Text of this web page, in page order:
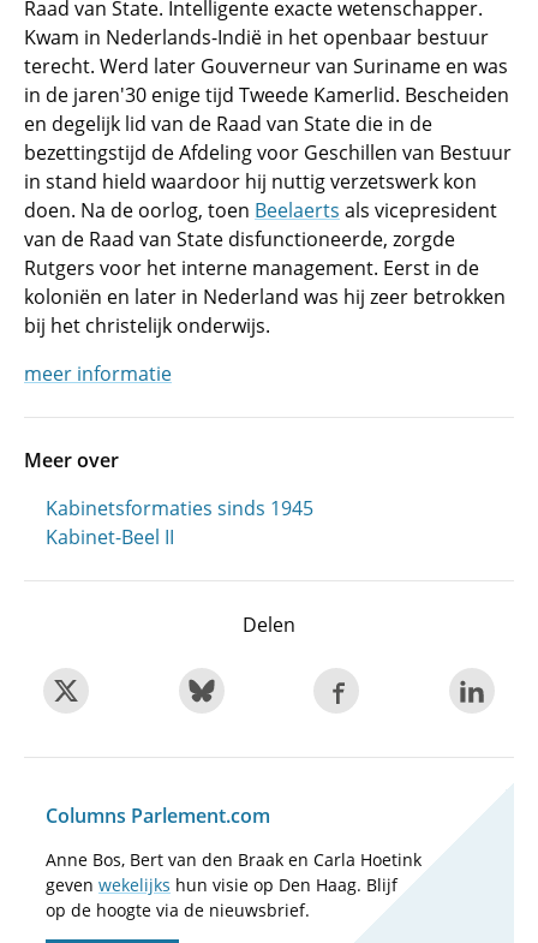
Raad van State. Intelligente exacte wetenschapper.
Kwam in Nederlands-Indië in het openbaar bestuur
terecht. Werd later Gouverneur van Suriname en was
in de jaren'30 enige tijd Tweede Kamerlid. Bescheiden
en degelijk lid van de Raad van State die in de
bezettingstijd de Afdeling voor Geschillen van Bestuur
in stand hield waardoor hij nuttig verzetswerk kon
doen. Na de oorlog, toen Beelaerts als vicepresident
van de Raad van State disfunctioneerde, zorgde
Rutgers voor het interne management. Eerst in de
koloniën en later in Nederland was hij zeer betrokken
bij het christelijk onderwijs.
meer informatie
Meer over
Kabinetsformaties sinds 1945
Kabinet-Beel II
Delen
Columns Parlement.com
Anne Bos, Bert van den Braak en Carla Hoetink
geven wekelijks hun visie op Den Haag. Blijf
op de hoogte via de nieuwsbrief.